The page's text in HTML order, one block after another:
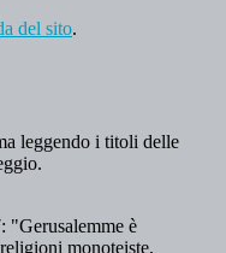
del sito.